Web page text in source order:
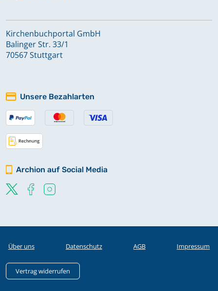
Kirchenbuchportal GmbH
Balinger Str. 33/1
70567 Stuttgart
Unsere Bezahlarten
Archion auf Social Media
Über uns Datenschutz AGB Impressum
Vertrag widerrufen